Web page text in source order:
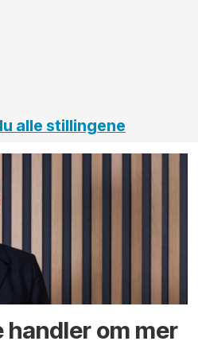
alle stillingene
handler om mer